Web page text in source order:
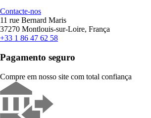
Contacte-nos
11 rue Bernard Maris
37270 Montlouis-sur-Loire, França
+33 1 86 47 62 58
Pagamento seguro
Compre em nosso site com total confiança